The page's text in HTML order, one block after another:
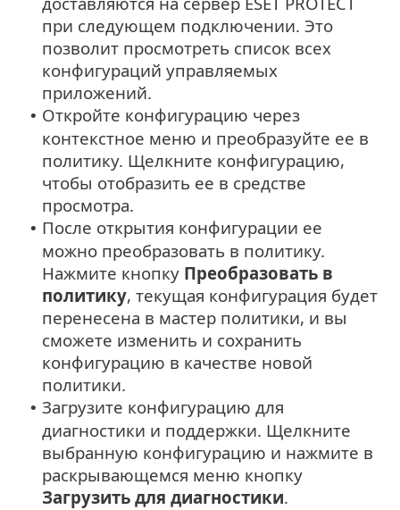
при следующем подключении. Это
позволит просмотреть список всех
конфигураций управляемых
приложений.
• Откройте конфигурацию через
контекстное меню и преобразуйте ее в
политику. Щелкните конфигурацию,
чтобы отобразить ее в средстве
просмотра.
• После открытия конфигурации ее
можно преобразовать в политику.
Нажмите кнопку Преобразовать в
политику, текущая конфигурация будет
перенесена в мастер политики, и вы
сможете изменить и сохранить
конфигурацию в качестве новой
политики.
• Загрузите конфигурацию для
диагностики и поддержки. Щелкните
выбранную конфигурацию и нажмите в
раскрывающемся меню кнопку
Загрузить для диагностики.